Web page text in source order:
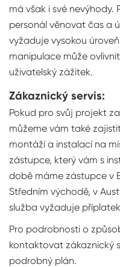
má však i své nevýhody.
personál věnovat čas a
vyžaduje vysokou
manipulace může
uživatelský zážitek.
Zákaznický servis:
Pokud pro svůj projekt
můžeme vám také
montáží a instalací na
zástupce, který vám s
době máme zástupce v
Středním východě, v
služba vyžaduje
Pro podrobnosti o
kontaktovat zákaznický
podrobný plán.